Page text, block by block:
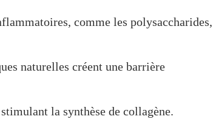
comme les polysaccharides,
naturelles créent une barrière
la synthèse de collagène.